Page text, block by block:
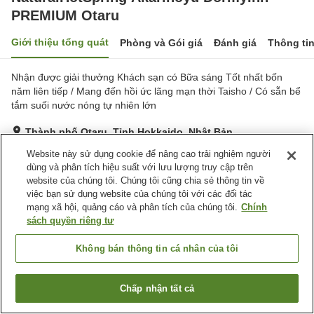
PREMIUM Otaru
Giới thiệu tổng quát Phòng và Gói giá Đánh giá Thông
Nhận được giải thưởng Khách sạn có Bữa sáng Tốt nhất bốn
năm liên tiếp / Mang đến hồi ức lãng mạn thời Taisho / Có sẵn bể
tắm suối nước nóng tự nhiên lớn
Thành phố Otaru, Tỉnh Hokkaido, Nhật Bản
Rất tốt Đánh giá:938lượt
Tiện nghi chỗ nghỉ
Nhà hàng
Tìm phòng trống
Website này sử dụng cookie để nâng cao trải nghiệm người
dùng và phân tích hiệu suất với lưu lượng truy cập trên
website của chúng tôi. Chúng tôi cũng chia sẻ thông tin về
việc bạn sử dụng website của chúng tôi với các đối tác
mạng xã hội, quảng cáo và phân tích của chúng tôi. Chính
sách quyền riêng tư
Không bán thông tin cá nhân của tôi
Chấp nhận tất cả